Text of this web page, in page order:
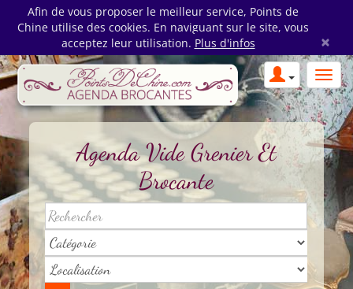
Afin de vous proposer le meilleur service, Points de
Chine utilise des cookies. En naviguant sur le site, vous
acceptez leur utilisation. Plus d'infos ×
Agenda Vide Grenier Et
Brocante